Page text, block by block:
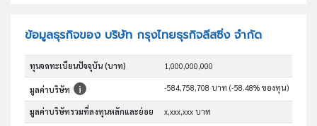
ข้อมูลธุรกิจของ บริษัท กรุงไทยธุรกิจลีสซิ่ง จำกัด
ทุนจดทะเบียนปัจจุบัน (บาท) 1,000,000,000
มูลค่าบริษัท -584,758,708 บาท (-58.48% ของทุน)
มูลค่าบริษัทรวมที่ลงทุนหลักและย่อย x,xxx,xxx บาท